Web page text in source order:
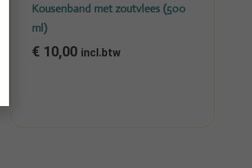
Kousenband met zoutvlees (500
ml)
€ 10,00 incl.btw